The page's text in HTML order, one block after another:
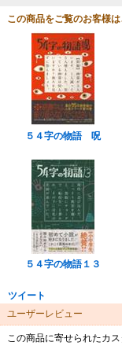
この商品をご覧のお客様
５４字の物語 呪
５４字の物語１３
ツイート
ユーザーレビュー
この商品に寄せられたカ